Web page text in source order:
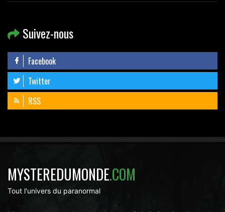
Suivez-nous
Facebook
Twitter
RSS
MYSTEREDUMONDE.COM
Tout l'univers du paranormal